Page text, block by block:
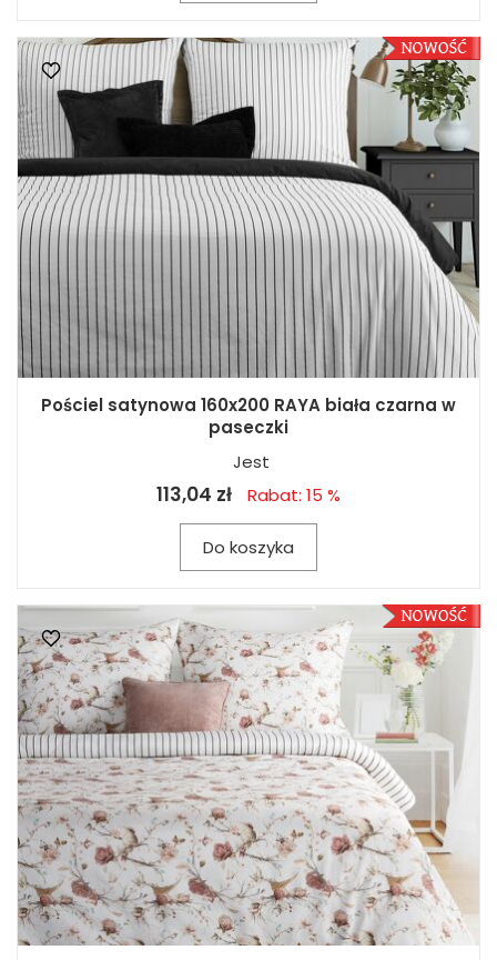
Pościel satynowa 160x200 RAYA biała czarna w
paseczki
Jest
113,04 zł Rabat: 15 %
Do koszyka